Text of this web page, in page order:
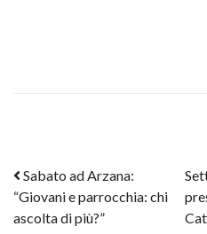
Post navigation
Sabato ad Arzana:
“Giovani e parrocchia: chi
ascolta di più?”